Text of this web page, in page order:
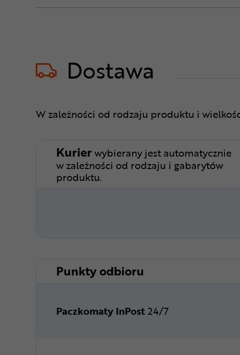
Dostawa
W zależności od rodzaju produktu i
Kurierwybierany jest automatycznie
w zależności od rodzaju i gabarytów
produktu.
Punkty odbioru
Paczkomaty InPost24/7